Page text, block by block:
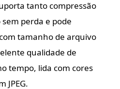
tanto compressão
perda e pode
tamanho de arquivo
qualidade de
tempo, lida com cores
JPEG.